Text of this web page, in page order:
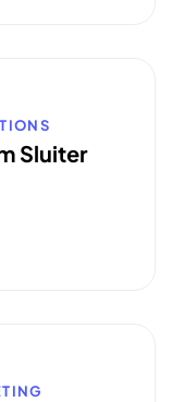
Sluiter